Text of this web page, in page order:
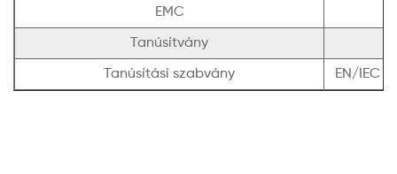
EMC
Tanúsítvány
Tanúsítási szabvány EN/IEC